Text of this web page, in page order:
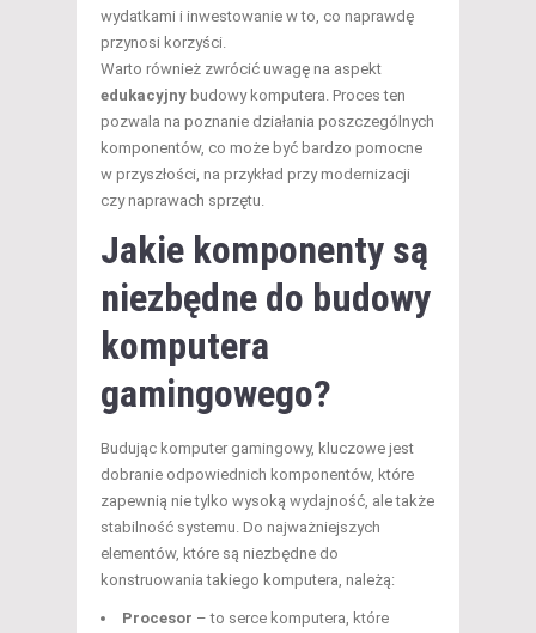
wydatkami i inwestowanie w to, co naprawdę
przynosi korzyści.
Warto również zwrócić uwagę na aspekt
edukacyjny budowy komputera. Proces ten
pozwala na poznanie działania poszczególnych
komponentów, co może być bardzo pomocne
w przyszłości, na przykład przy modernizacji
czy naprawach sprzętu.
Jakie komponenty są
niezbędne do budowy
komputera
gamingowego?
Budując komputer gamingowy, kluczowe jest
dobranie odpowiednich komponentów, które
zapewnią nie tylko wysoką wydajność, ale także
stabilność systemu. Do najważniejszych
elementów, które są niezbędne do
konstruowania takiego komputera, należą:
Procesor – to serce komputera, które